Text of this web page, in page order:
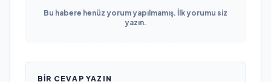
Bu habere henüz yorum yapılmamış. İlk yorumu siz
yazın.
BIR CEVAP YAZIN